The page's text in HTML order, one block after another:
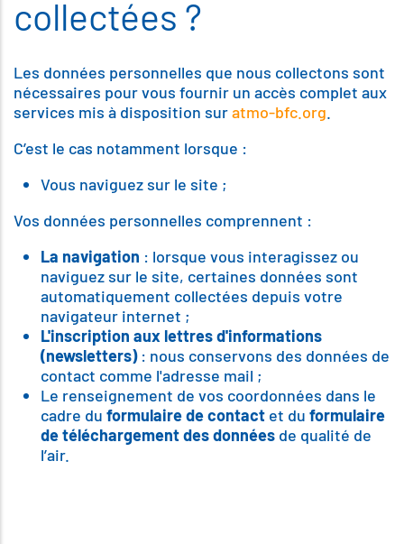
collectées ?
Les données personnelles que nous collectons sont
nécessaires pour vous fournir un accès complet aux
services mis à disposition suratmo-bfc.org.
C’est le cas notamment lorsque :
Vous naviguez sur le site ;
Vos données personnelles comprennent :
La navigation : lorsque vous interagissez ou
naviguez sur le site, certaines données sont
automatiquement collectées depuis votre
navigateur internet ;
L'inscription aux lettres d'informations
(newsletters): nous conservons des données de
contact comme l'adresse mail ;
Le renseignement de vos coordonnées dans le
cadre du formulaire de contact et du formulaire
de téléchargement des données de qualité de
l’air.